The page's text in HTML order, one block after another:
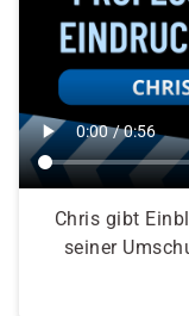
Chris gibt
seiner